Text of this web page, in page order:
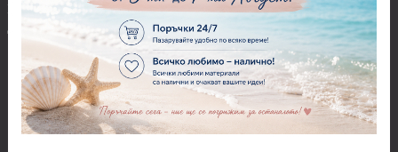
Приложни техники и
Декупаж
Декупажна хартия
Оризова декупажна
хартия А4 - Alchemy of Art -
25-30 гр.
Перфоратори Основни
Фигури - кръгове, овали
Перфоратори - Сърца и
звезди
Перфоратори - Цветя, листа
и клонки